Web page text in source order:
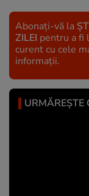
Abonați-vă la
ZILEI pentru a fi
curent cu cele
informații.
URMĂREȘTE